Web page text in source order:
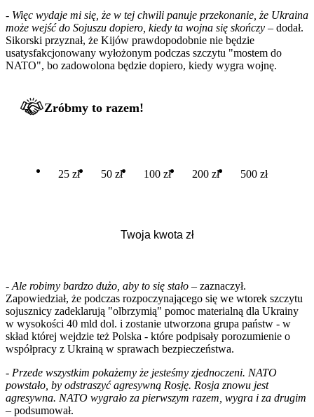
- Więc wydaje mi się, że w tej chwili panuje przekonanie, że Ukraina
może wejść do Sojuszu dopiero, kiedy ta wojna się skończy – dodał.
Sikorski przyznał, że Kijów prawdopodobnie nie będzie
usatysfakcjonowany wyłożonym podczas szczytu "mostem do
NATO", bo zadowolona będzie dopiero, kiedy wygra wojnę.
Zróbmy to razem!
25 zł 50 zł 100 zł 200 zł 500 zł
- Ale robimy bardzo dużo, aby to się stało – zaznaczył.
Zapowiedział, że podczas rozpoczynającego się we wtorek szczytu
sojusznicy zadeklarują "olbrzymią" pomoc materialną dla Ukrainy
w wysokości 40 mld dol. i zostanie utworzona grupa państw - w
skład której wejdzie też Polska - które podpisały porozumienie o
współpracy z Ukrainą w sprawach bezpieczeństwa.
- Przede wszystkim pokażemy że jesteśmy zjednoczeni. NATO
powstało, by odstraszyć agresywną Rosję. Rosja znowu jest
agresywna. NATO wygrało za pierwszym razem, wygra i za drugim
– podsumował.